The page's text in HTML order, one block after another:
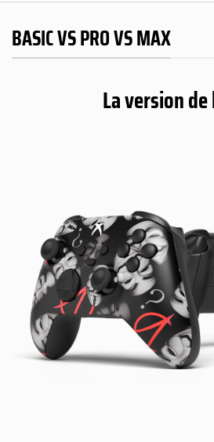
BASIC VS PRO VS MAX
La version